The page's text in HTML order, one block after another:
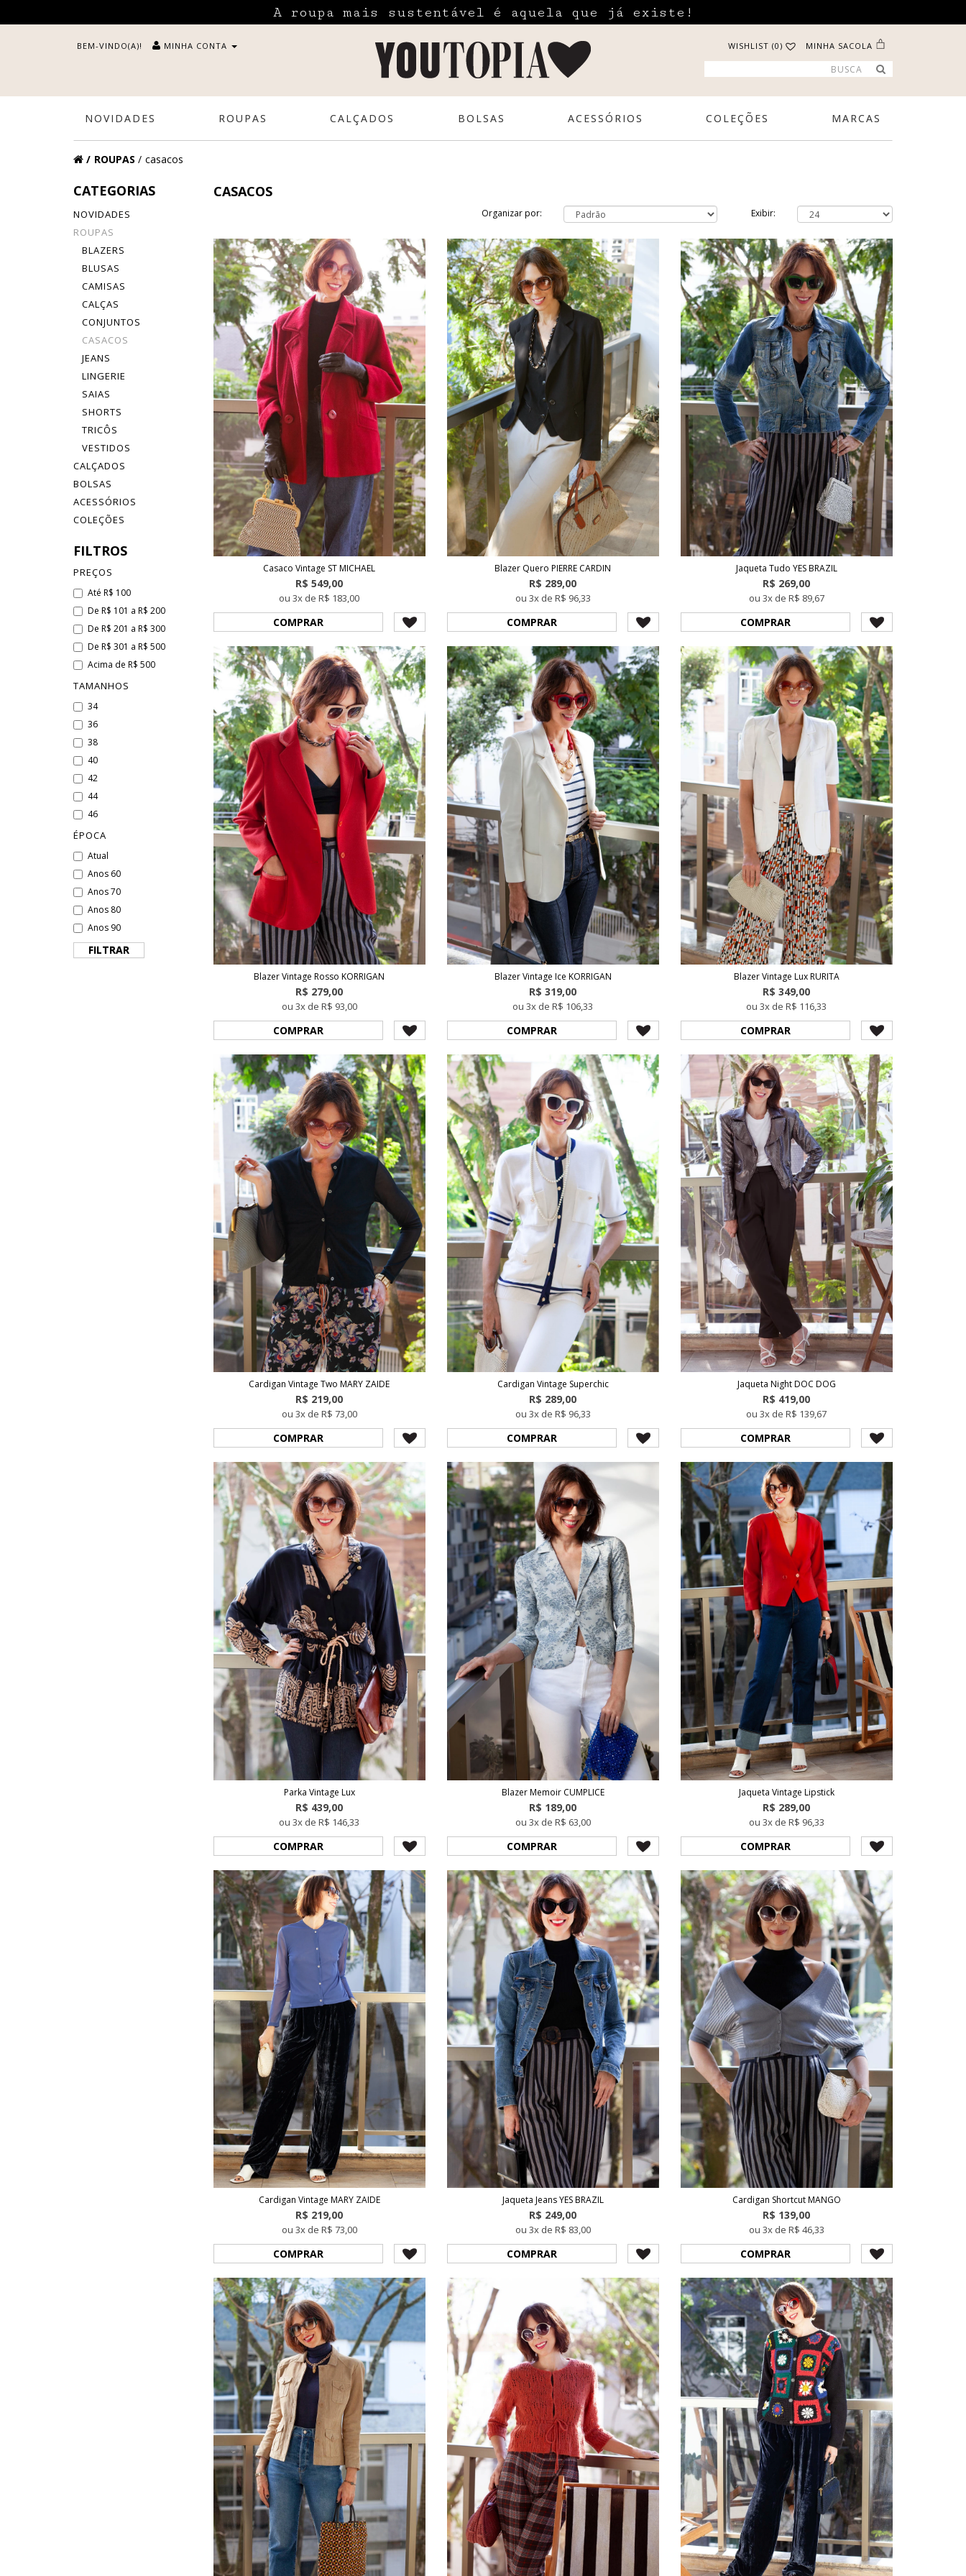
A roupa mais sustentável é aquela que já existe!
BEM-VINDO(A)! MINHA CONTA WISHLIST (0) MINHA SACOLA
NOVIDADES ROUPAS CALÇADOS BOLSAS ACESSÓRIOS COLEÇÕES MARCAS
ROUPAS casacos
CATEGORIAS
NOVIDADES
ROUPAS
BLAZERS
BLUSAS
CAMISAS
CALÇAS
CONJUNTOS
CASACOS
JEANS
LINGERIE
SAIAS
SHORTS
TRICÔS
VESTIDOS
CALÇADOS
BOLSAS
ACESSÓRIOS
COLEÇÕES
FILTROS
PREÇOS
Até R$ 100
De R$ 101 a R$ 200
De R$ 201 a R$ 300
De R$ 301 a R$ 500
Acima de R$ 500
TAMANHOS
34
36
38
40
42
44
46
ÉPOCA
Atual
Anos 60
Anos 70
Anos 80
Anos 90
FILTRAR
CASACOS
Organizar por: Exibir:
Casaco Vintage ST MICHAEL
R$ 549,00
ou 3x de R$ 183,00
COMPRAR
Blazer Quero PIERRE CARDIN
R$ 289,00
ou 3x de R$ 96,33
COMPRAR
Jaqueta Tudo YES BRAZIL
R$ 269,00
ou 3x de R$ 89,67
COMPRAR
Blazer Vintage Rosso KORRIGAN
R$ 279,00
ou 3x de R$ 93,00
COMPRAR
Blazer Vintage Ice KORRIGAN
R$ 319,00
ou 3x de R$ 106,33
COMPRAR
Blazer Vintage Lux RURITA
R$ 349,00
ou 3x de R$ 116,33
COMPRAR
Cardigan Vintage Two MARY ZAIDE
R$ 219,00
ou 3x de R$ 73,00
COMPRAR
Cardigan Vintage Superchic
R$ 289,00
ou 3x de R$ 96,33
COMPRAR
Jaqueta Night DOC DOG
R$ 419,00
ou 3x de R$ 139,67
COMPRAR
Parka Vintage Lux
R$ 439,00
ou 3x de R$ 146,33
COMPRAR
Blazer Memoir CUMPLICE
R$ 189,00
ou 3x de R$ 63,00
COMPRAR
Jaqueta Vintage Lipstick
R$ 289,00
ou 3x de R$ 96,33
COMPRAR
Cardigan Vintage MARY ZAIDE
R$ 219,00
ou 3x de R$ 73,00
COMPRAR
Jaqueta Jeans YES BRAZIL
R$ 249,00
ou 3x de R$ 83,00
COMPRAR
Cardigan Shortcut MANGO
R$ 139,00
ou 3x de R$ 46,33
COMPRAR